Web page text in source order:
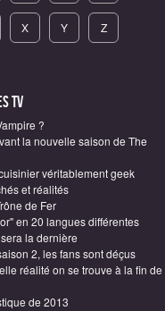
X Y Z
TV
?
la nouvelle saison de The
véritablement geek
et réalités
de Fer
en 20 langues différentes
la dernière
2, les fans sont déçus
réalité on se trouve à la fin de
de 2013